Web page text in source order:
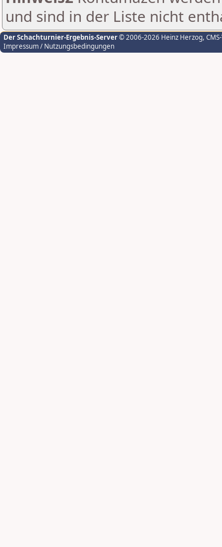
und sind in der Liste nicht
Der Schachturnier-Ergebnis-Server© 2006-2026 Heinz Herzog,
Impressum / Nutzungsbedingungen